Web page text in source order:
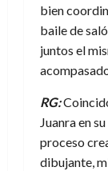
bien
baile de
juntos el
RG:
Juanra en
proceso
dibujante,